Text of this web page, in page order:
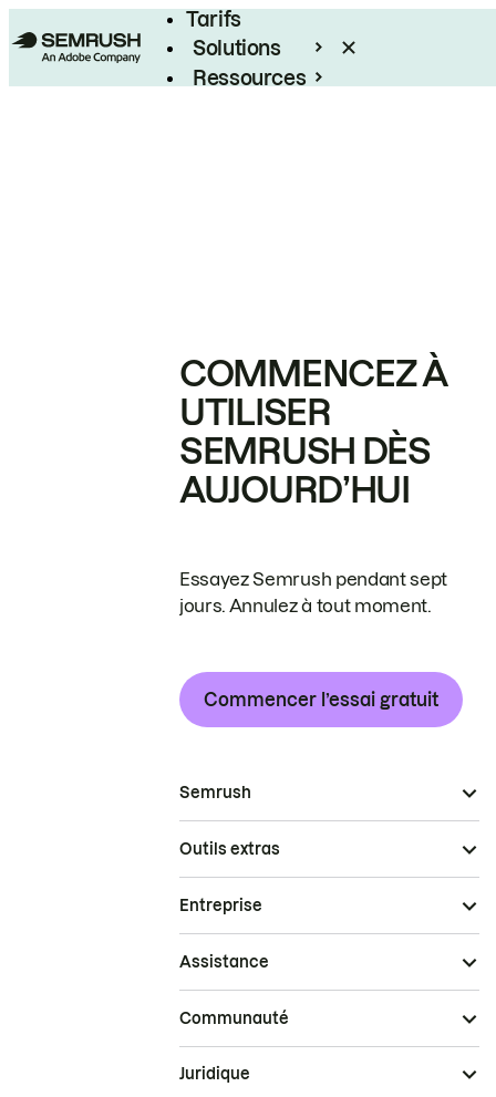
Tarifs
Solutions
Ressources
COMMENCEZ À
UTILISER
SEMRUSH DÈS
AUJOURD’HUI
Essayez Semrush pendant sept
jours. Annulez à tout moment.
Commencer l’essai gratuit
Semrush
Outils extras
Entreprise
Assistance
Communauté
Juridique